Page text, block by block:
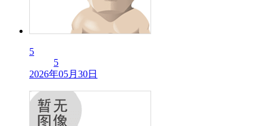
5
5
2026年05月30日